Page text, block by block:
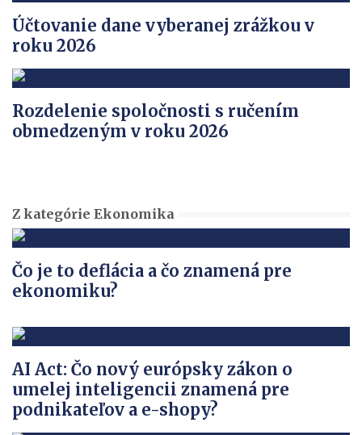
Účtovanie dane vyberanej zrážkou v
roku 2026
Rozdelenie spoločnosti s ručením
obmedzeným v roku 2026
Z kategórie Ekonomika
Čo je to deflácia a čo znamená pre
ekonomiku?
AI Act: Čo nový európsky zákon o
umelej inteligencii znamená pre
podnikateľov a e-shopy?